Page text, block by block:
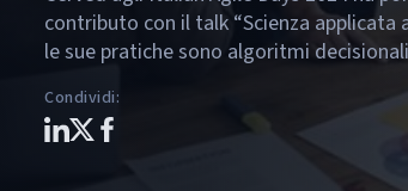
contributo con il talk “Scienza applicata
le sue pratiche sono algoritmi
Condividi: